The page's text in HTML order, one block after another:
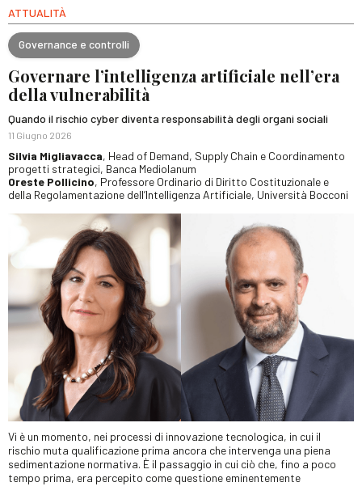
ATTUALITÀ
Governance e controlli
Governare l’intelligenza artificiale nell’era
della vulnerabilità
Quando il rischio cyber diventa responsabilità degli organi sociali
11 Giugno 2026
Silvia Migliavacca, Head of Demand, Supply Chain e Coordinamento
progetti strategici, Banca Mediolanum
Oreste Pollicino, Professore Ordinario di Diritto Costituzionale e
della Regolamentazione dell’Intelligenza Artificiale, Università Bocconi
Vi è un momento, nei processi di innovazione tecnologica, in cui il
rischio muta qualificazione prima ancora che intervenga una piena
sedimentazione normativa. È il passaggio in cui ciò che, fino a poco
tempo prima, era percepito come questione eminentemente